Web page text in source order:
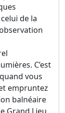
de la
C’est
vous
empruntez
balnéaire